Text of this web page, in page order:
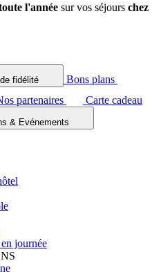
l'année sur vos séjours chez
fidélité
Bons plans
partenaires
Carte cadeau
& Evénements
journée